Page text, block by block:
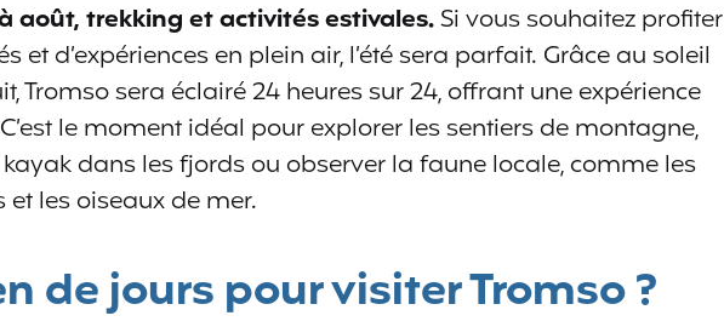
août, trekking et activités estivales.Si vous souhaitez profiter
et d’expériences en plein air, l’été sera parfait. Grâce au soleil
Tromso sera éclairé 24 heures sur 24, offrant une expérience
le moment idéal pour explorer les sentiers de montagne,
dans les fjords ou observer la faune locale, comme les
et les oiseaux de mer.
de jours pour visiter Tromso ?